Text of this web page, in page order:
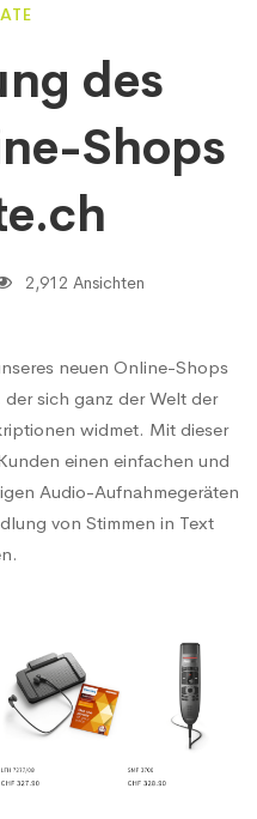
des
Shops
2,912 Ansichten
neuen Online-Shops
sich ganz der Welt der
widmet. Mit dieser
einen einfachen und
Audio-Aufnahmegeräten
von Stimmen in Text